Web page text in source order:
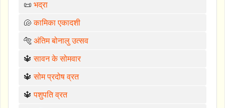
📜 भद्रा
🐚कामिका एकादशी
🐅 अंतिम बोनालु उत्सव
🔱सावन के सोमवार
🔱सोम प्रदोष व्रत
🔱पशुपति व्रत